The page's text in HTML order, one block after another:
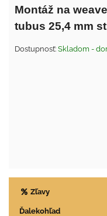
Montáž na
tubus 25,4 mm
Dostupnosť: Skladom -
Zľavy
Ďalekohľad